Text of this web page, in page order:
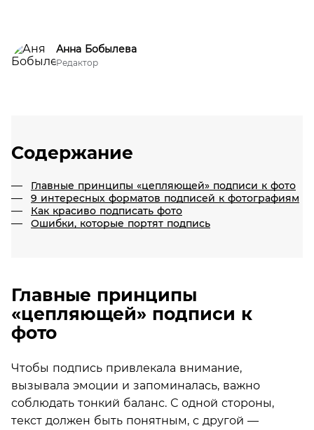
Анна Бобылева
Редактор
Содержание
Главные принципы «цепляющей» подписи к фото
9 интересных форматов подписей к фотографиям
Как красиво подписать фото
Ошибки, которые портят подпись
Главные принципы
«цепляющей» подписи к
фото
Чтобы подпись привлекала внимание,
вызывала эмоции и запоминалась, важно
соблюдать тонкий баланс. С одной стороны,
текст должен быть понятным, с другой —